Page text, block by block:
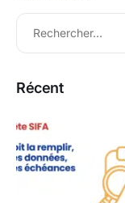
Récent